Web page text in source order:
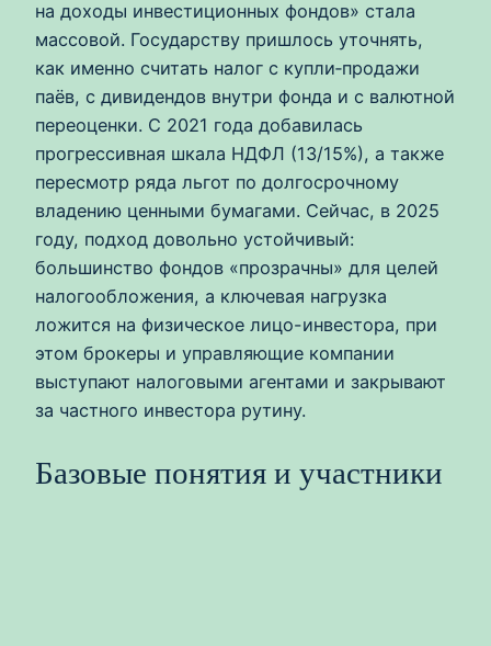
на доходы инвестиционных фондов» стала
массовой. Государству пришлось уточнять,
как именно считать налог с купли‑продажи
паёв, с дивидендов внутри фонда и с валютной
переоценки. С 2021 года добавилась
прогрессивная шкала НДФЛ (13/15%), а также
пересмотр ряда льгот по долгосрочному
владению ценными бумагами. Сейчас, в 2025
году, подход довольно устойчивый:
большинство фондов «прозрачны» для целей
налогообложения, а ключевая нагрузка
ложится на физическое лицо-инвестора, при
этом брокеры и управляющие компании
выступают налоговыми агентами и закрывают
за частного инвестора рутину.
Базовые понятия и участники